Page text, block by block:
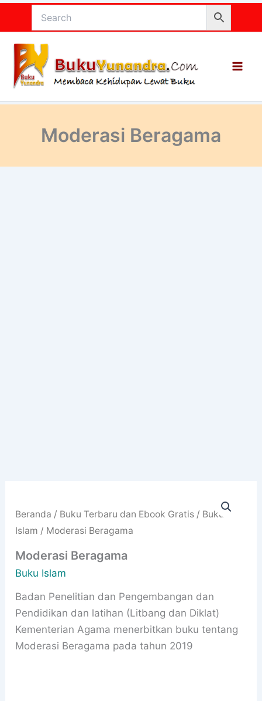
konten
Moderasi Beragama
Beranda / Buku Terbaru dan Ebook Gratis / Buku
Islam / Moderasi Beragama
Moderasi Beragama
Buku Islam
Badan Penelitian dan Pengembangan dan
Pendidikan dan latihan (Litbang dan Diklat)
Kementerian Agama menerbitkan buku tentang
Moderasi Beragama pada tahun 2019